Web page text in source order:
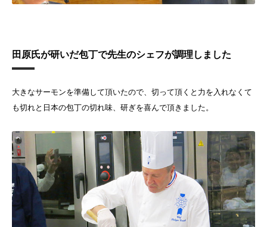
田原氏が研いだ包丁で先生のシェフが調理しました
大きなサーモンを準備して頂いたので、切って頂くと力を入れなくて
も切れと日本の包丁の切れ味、研ぎを喜んで頂きました。